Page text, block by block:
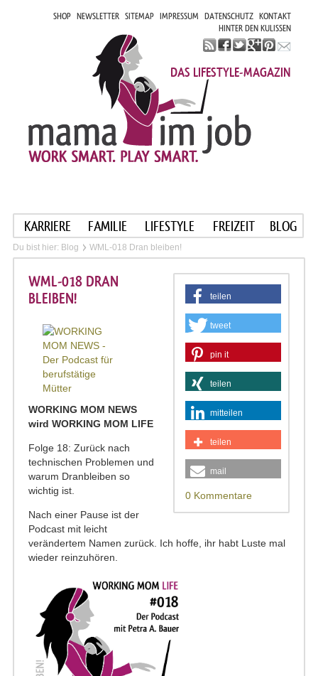
SHOP NEWSLETTER SITEMAP IMPRESSUM DATENSCHUTZ KONTAKT
HINTER DEN KULISSEN
DAS LIFESTYLE-MAGAZIN
KARRIERE FAMILIE LIFESTYLE FREIZEIT BLOG
Du bist hier: Blog WML-018 Dran bleiben!
teilen
tweet
pin it
teilen
mitteilen
teilen
mail
0 Kommentare
WML-018 DRAN
BLEIBEN!
WORKING MOM NEWS
wird WORKING MOM LIFE
Folge 18: Zurück nach
technischen Problemen und
warum Dranbleiben so
wichtig ist.
Nach einer Pause ist der
Podcast mit leicht
verändertem Namen zurück. Ich hoffe, ihr habt Luste mal
wieder reinzuhören.